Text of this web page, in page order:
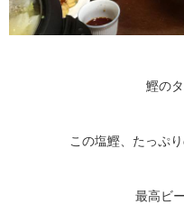
鰹の
この塩鰹、たっぷ
最高ビ